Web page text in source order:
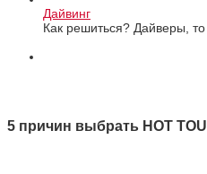
Дайвинг
Как решиться? Дайверы,
5 причин выбрать HOT